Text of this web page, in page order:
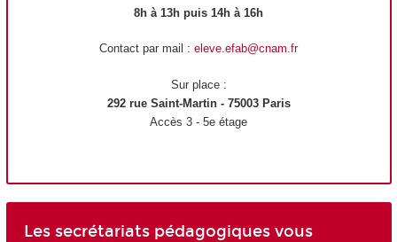
8h à 13h puis 14h à 16h
Contact par mail : eleve.efab@cnam.fr
Sur place :
292 rue Saint-Martin - 75003 Paris
Accès 3 - 5e étage
Les secrétariats pédagogiques vous